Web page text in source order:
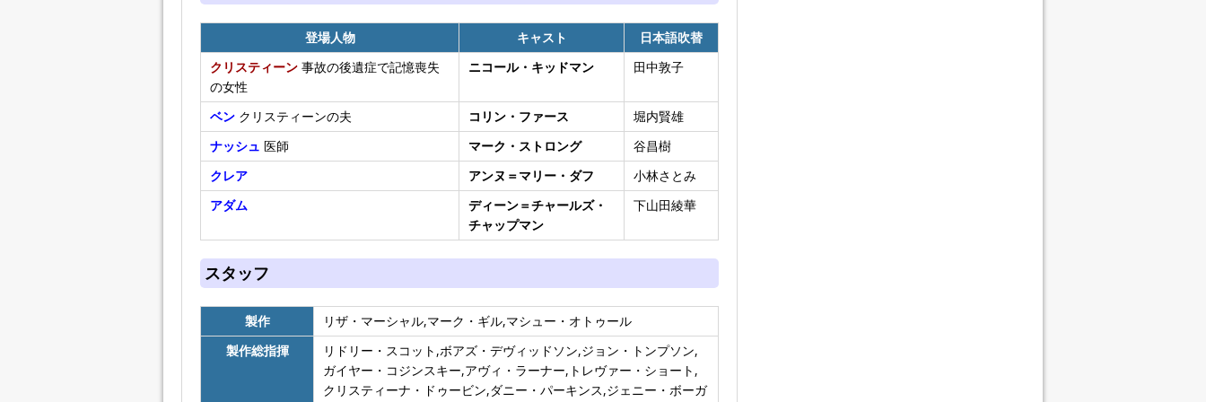
登場人物 キャスト
日本語吹替
クリスティーン 事故の後遺症で記憶喪失
の女性
ニコール・キッドマン 田中敦子
ベン クリスティーンの夫 コリン・ファース
堀内賢雄
ナッシュ 医師 マーク・ストロング
谷昌樹
クレア
アンヌ＝マリー・ダフ
小林さとみ
アダム
ディーン＝チャールズ・
チャップマン
下山田綾華
スタッフ
製作
リザ・マーシャル,マーク・ギル,マシュー・オトゥール
製作総指揮
リドリー・スコット,ボアズ・デヴィッドソン,ジョン・トンプソン,
ガイヤー・コジンスキー,アヴィ・ラーナー,トレヴァー・ショート,
クリスティーナ・ドゥービン,ダニー・パーキンス,ジェニー・ボーガ